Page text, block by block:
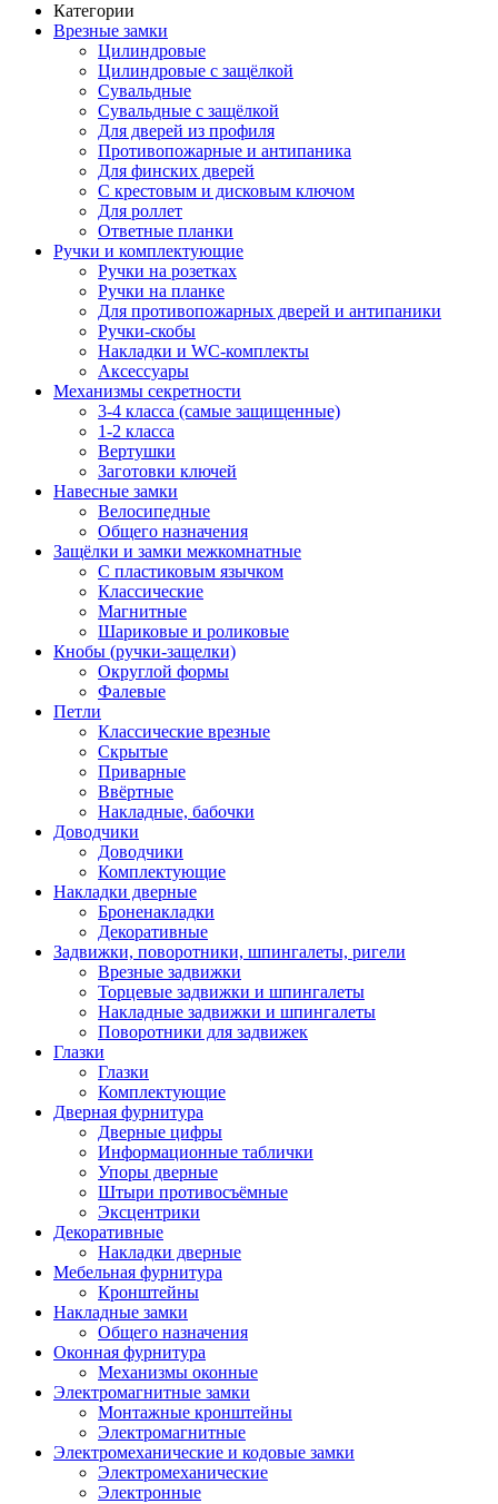
Категории
Врезные замки
Цилиндровые
Цилиндровые с защёлкой
Сувальдные
Сувальдные с защёлкой
Для дверей из профиля
Противопожарные и антипаника
Для финских дверей
С крестовым и дисковым ключом
Для роллет
Ответные планки
Ручки и комплектующие
Ручки на розетках
Ручки на планке
Для противопожарных дверей и антипаники
Ручки-скобы
Накладки и WC-комплекты
Аксессуары
Механизмы секретности
3-4 класса (самые защищенные)
1-2 класса
Вертушки
Заготовки ключей
Навесные замки
Велосипедные
Общего назначения
Защёлки и замки межкомнатные
С пластиковым язычком
Классические
Магнитные
Шариковые и роликовые
Кнобы (ручки-защелки)
Округлой формы
Фалевые
Петли
Классические врезные
Скрытые
Приварные
Ввёртные
Накладные, бабочки
Доводчики
Доводчики
Комплектующие
Накладки дверные
Броненакладки
Декоративные
Задвижки, поворотники, шпингалеты, ригели
Врезные задвижки
Торцевые задвижки и шпингалеты
Накладные задвижки и шпингалеты
Поворотники для задвижек
Глазки
Глазки
Комплектующие
Дверная фурнитура
Дверные цифры
Информационные таблички
Упоры дверные
Штыри противосъёмные
Эксцентрики
Декоративные
Накладки дверные
Мебельная фурнитура
Кронштейны
Накладные замки
Общего назначения
Оконная фурнитура
Механизмы оконные
Электромагнитные замки
Монтажные кронштейны
Электромагнитные
Электромеханические и кодовые замки
Электромеханические
Электронные